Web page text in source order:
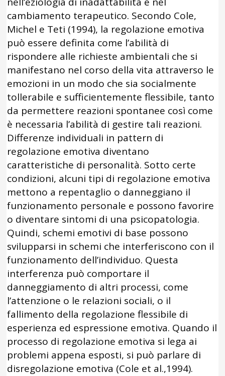
cambiamento terapeutico. Secondo Cole,
Michel e Teti (1994), la regolazione emotiva
può essere definita come l’abilità di
rispondere alle richieste ambientali che si
manifestano nel corso della vita attraverso le
emozioni in un modo che sia socialmente
tollerabile e sufficientemente flessibile, tanto
da permettere reazioni spontanee così come
è necessaria l’abilità di gestire tali reazioni.
Differenze individuali in pattern di
regolazione emotiva diventano
caratteristiche di personalità. Sotto certe
condizioni, alcuni tipi di regolazione emotiva
mettono a repentaglio o danneggiano il
funzionamento personale e possono favorire
o diventare sintomi di una psicopatologia.
Quindi, schemi emotivi di base possono
svilupparsi in schemi che interferiscono con il
funzionamento dell’individuo. Questa
interferenza può comportare il
danneggiamento di altri processi, come
l’attenzione o le relazioni sociali, o il
fallimento della regolazione flessibile di
esperienza ed espressione emotiva. Quando il
processo di regolazione emotiva si lega ai
problemi appena esposti, si può parlare di
disregolazione emotiva (Cole et al.,1994).